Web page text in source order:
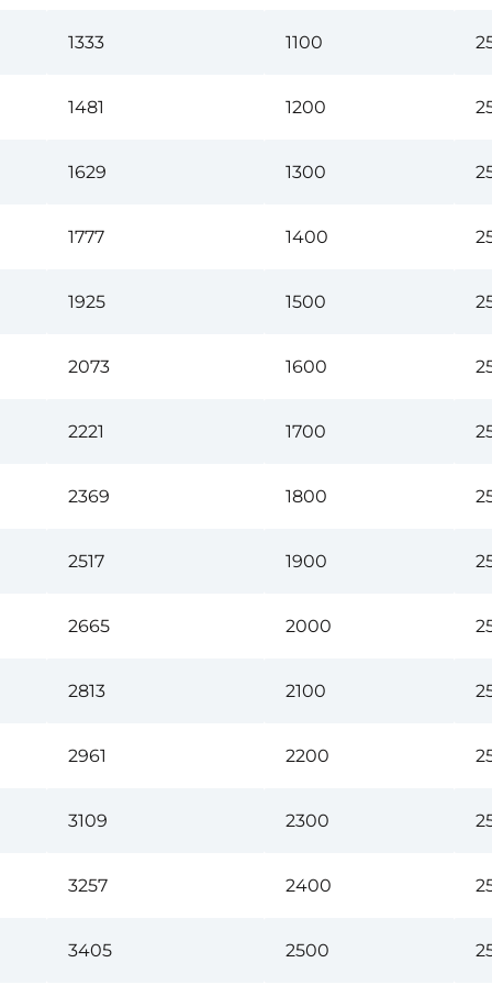
1333 1100
1481 1200
1629 1300
1777 1400
1925 1500
2073 1600
2221 1700
2369 1800
2517 1900
2665 2000
2813 2100
2961 2200
3109 2300
3257 2400
3405 2500